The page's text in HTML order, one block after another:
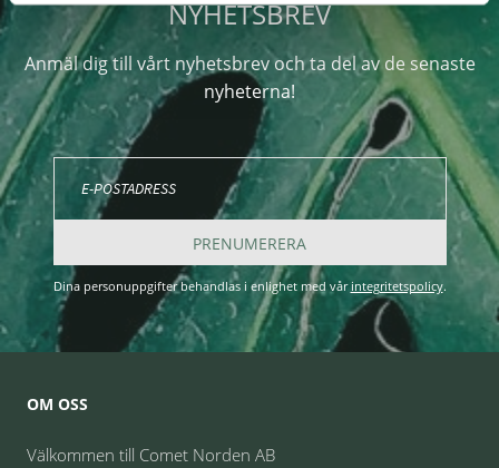
NYHETSBREV
Anmäl dig till vårt nyhetsbrev och ta del av de senaste
nyheterna!
PRENUMERERA
Dina personuppgifter behandlas i enlighet med vår integritetspolicy.
OM OSS
Välkommen till Comet Norden AB